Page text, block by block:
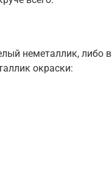
неметаллик, либо в
окраски: